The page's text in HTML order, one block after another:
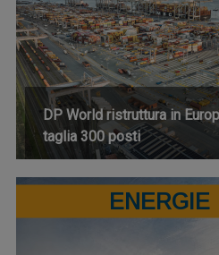
DP World ristruttura in
taglia 300 posti
ENERGIE